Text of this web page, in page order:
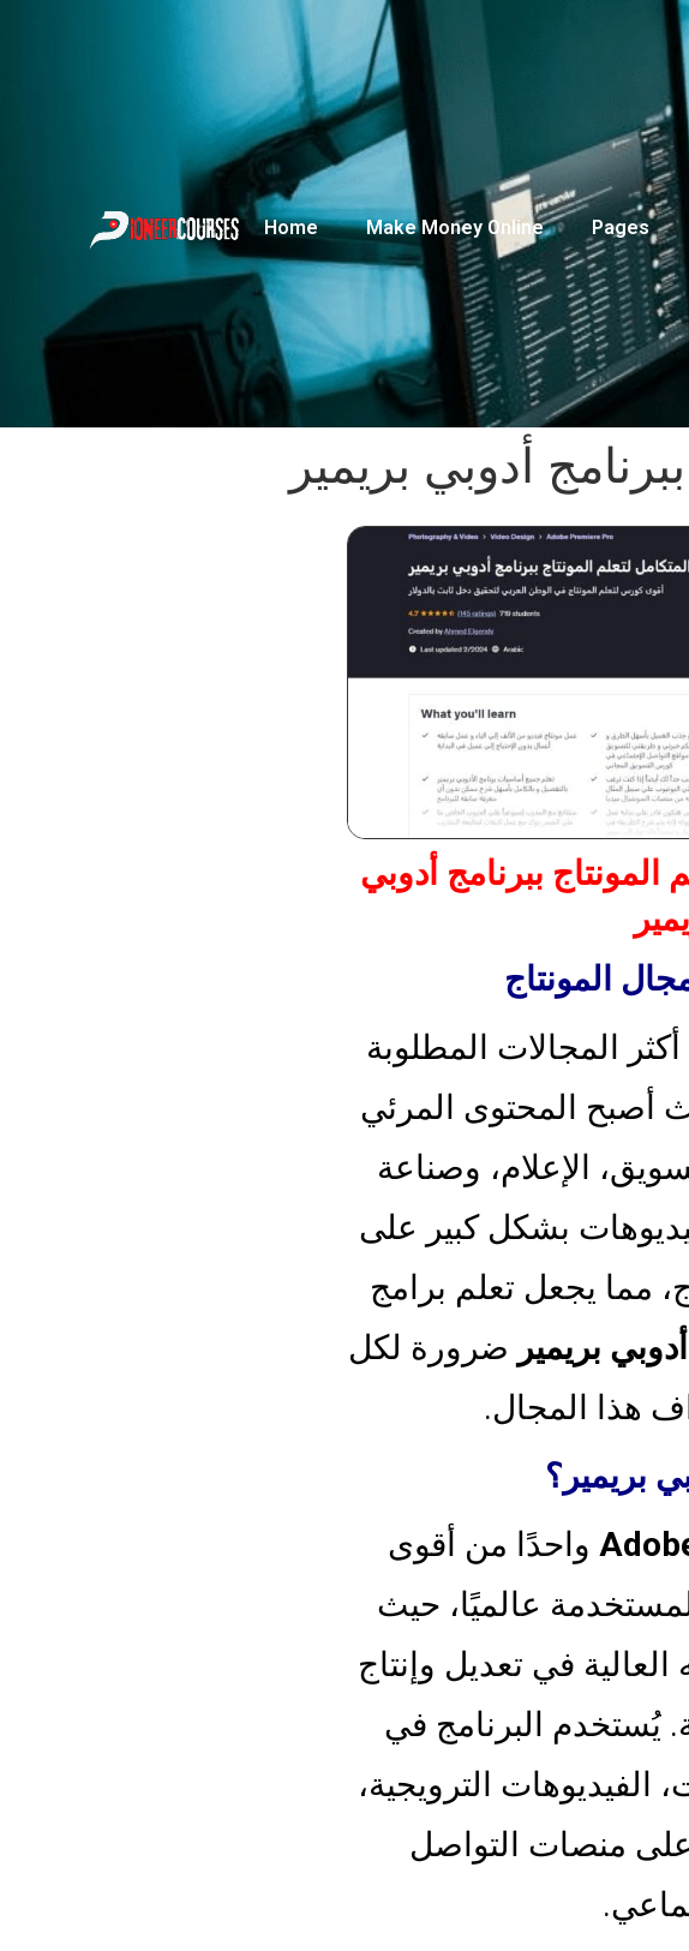
Home Make Money Online Pages
أدوبي بريمير
المونتاج ببرنامج أدوبي
المونتاج
المجالات المطلوبة
أصبح المحتوى المرئي
الإعلام، وصناعة
بشكل كبير على
مما يجعل تعلم برامج
أدوبي بريمير ضرورة لكل
هذا المجال.
بريمير؟
واحدًا من أقوى
عالميًا، حيث
العالية في تعديل وإنتاج
يُستخدم البرنامج في
الفيديوهات الترويجية،
منصات التواصل